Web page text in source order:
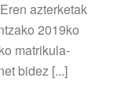
azterketak
2019ko
matrikula-
bidez [...]